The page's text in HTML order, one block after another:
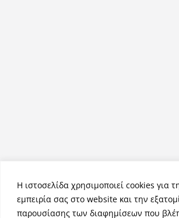
Η ιστοσελίδα χρησιμοποιεί cookies για
εμπειρία σας στο website και την
παρουσίασης των διαφημίσεων που